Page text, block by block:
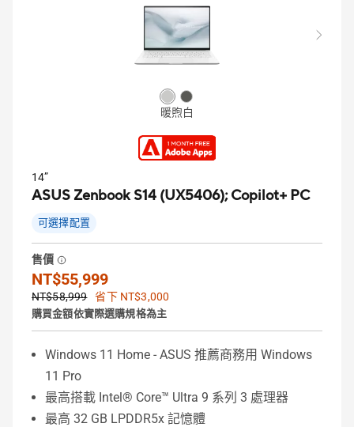
暖煦白
14”
ASUS Zenbook S14 (UX5406);Copilot+ PC
可選擇配置
售價
NT$55,999
NT$58,999
省下 NT$3,000
購買金額依實際選購規格為主
Windows 11 Home - ASUS 推薦商務用 Windows
11 Pro
最高搭載 Intel® Core™ Ultra 9 系列 3 處理器
最高 32 GB LPDDR5x 記憶體